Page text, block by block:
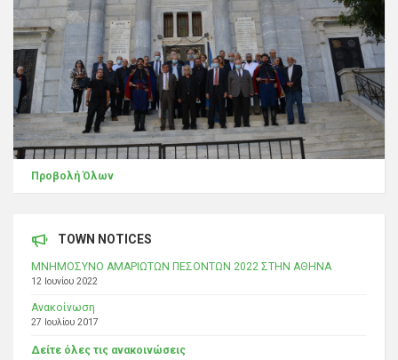
Προβολή Όλων
TOWN NOTICES
ΜΝΗΜΟΣΥΝΟ ΑΜΑΡΙΩΤΩΝ ΠΕΣΟΝΤΩΝ 2022 ΣΤΗΝ ΑΘΗΝΑ
12 Ιουνίου 2022
Ανακοίνωση
27 Ιουλίου 2017
Δείτε όλες τις ανακοινώσεις